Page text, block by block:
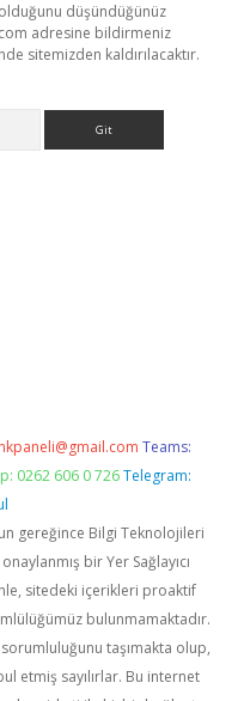
düşündüğünüz
adresine bildirmeniz
sitemizden kaldırılacaktır.
Teams:
0262 606 0 726 Telegram:
gereğince Bilgi Teknolojileri
bir Yer Sağlayıcı
sitedeki içerikleri proaktif
bulunmamaktadır.
taşımakta olup,
etmiş sayılırlar. Bu internet